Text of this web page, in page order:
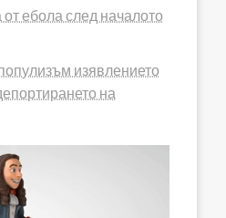
ебола след началото
изявлението
на